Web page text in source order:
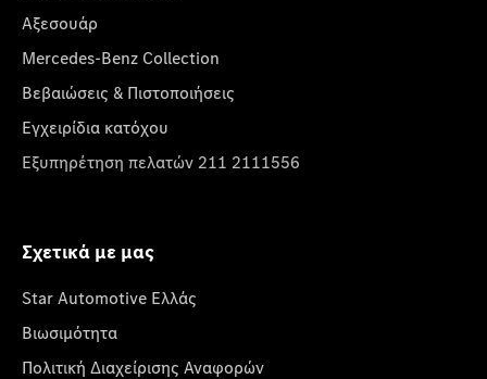
Αξεσουάρ
Mercedes-Benz Collection
Βεβαιώσεις & Πιστοποιήσεις
Εγχειρίδια κατόχου
Εξυπηρέτηση πελατών 211 2111556
Σχετικά με μας
Star Automotive Ελλάς
Βιωσιμότητα
Πολιτική Διαχείρισης Αναφορών